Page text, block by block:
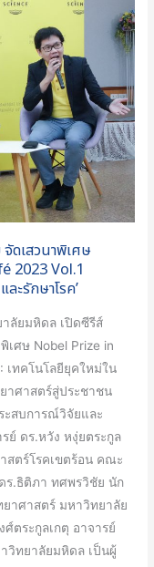
ดเสวนาพิเศษ
2023 Vol.1
ะรักษาโรค’
ลัยมหิดล เปิดซีรีส์
เศษ Nobel Prize in
เทคโนโลยียุคใหม่ใน
าศาสตร์สู่ประชาชน
ะสบการณ์วิจัยและ
ย์ ดร.หวัง หงุ่ยตระกูล
สตร์โรคเขตร้อน คณะ
ร.ธิติภา ทศพรวิชัย นัก
าศาสตร์ มหาวิทยาลัย
ตระกูลเกตุ อาจารย์
วิทยาลัยมหิดล เป็นผู้